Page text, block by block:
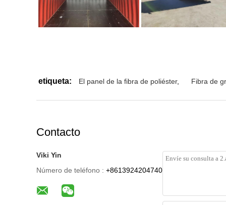
etiqueta: El panel de la fibra de poliéster, Fibra de
Contacto
Viki Yin
Número de teléfono : +8613924204740